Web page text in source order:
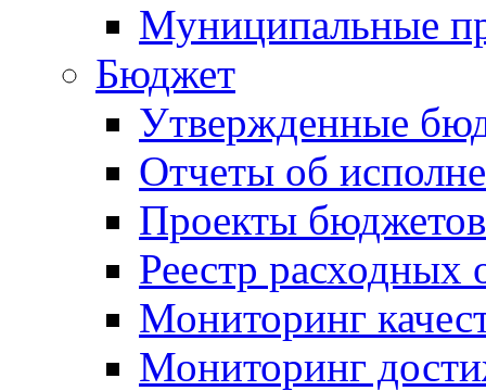
Муниципальные
Бюджет
Утвержденные
Отчеты об
Проекты бюджетов
Реестр расходных
Мониторинг
Мониторинг